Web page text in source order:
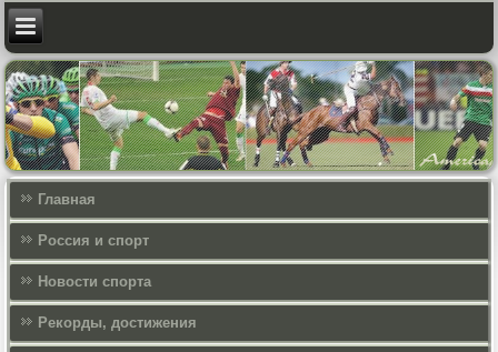
Главная
Россия и спорт
Новости спорта
Рекорды, достижения